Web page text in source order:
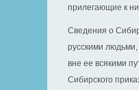
прилегающие к
Сведения о
русскими
вне ее всякими
Сибирского